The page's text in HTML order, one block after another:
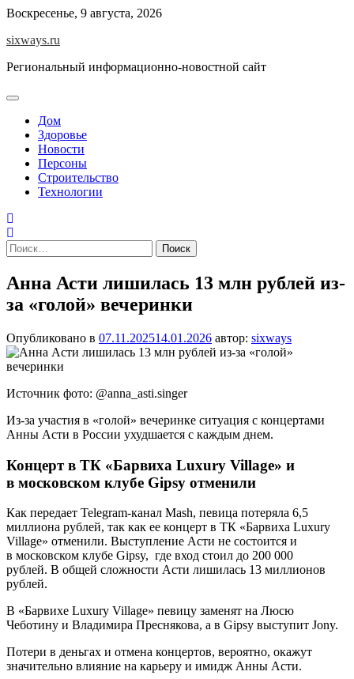
Перейти
содержимому
Воскресенье, 9 августа, 2026
sixways.ru
Региональный информационно-новостной сайт
Дом
Здоровье
Новости
Персоны
Строительство
Технологии
Найти:
Анна Асти лишилась 13 млн рублей из-
за «голой» вечеринки
Опубликовано в 07.11.202514.01.2026 автор: sixways
Источник фото: @anna_asti.singer
Из-за участия в «голой» вечеринке ситуация с концертами
Анны Асти в России ухудшается с каждым днем.
Концерт в ТК «Барвиха Luxury Village» и
в московском клубе Gipsy отменили
Как передает Telegram-канал Mash, певица потеряла 6,5
миллиона рублей, так как ее концерт в ТК «Барвиха Luxury
Village» отменили. Выступление Асти не состоится и
в московском клубе Gipsy, где вход стоил до 200 000
рублей. В общей сложности Асти лишилась 13 миллионов
рублей.
В «Барвихе Luxury Village» певицу заменят на Люсю
Чеботину и Владимира Преснякова, а в Gipsy выступит Jony.
Потери в деньгах и отмена концертов, вероятно, окажут
значительно влияние на карьеру и имидж Анны Асти.